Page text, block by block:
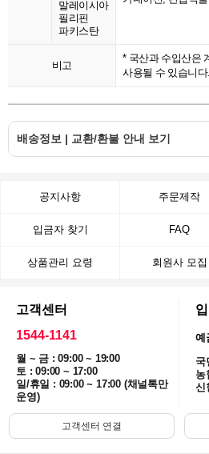
말레이시아
필리핀
파키스탄
비고
* 국산과 수입산은
사용될 수 있습니다.
배송정보 | 교환/환불 안내 보기
공지사항 주문제작
입금자 찾기 FAQ
상품관리 요령 회원사 모집
고객센터
1544-1141
월 ~ 금 : 09:00 ~ 19:00
토 : 09:00 ~ 17:00
일/휴일 : 09:00 ~ 17:00 (채널톡만
운영)
예
국
농
신
고객센터 연결